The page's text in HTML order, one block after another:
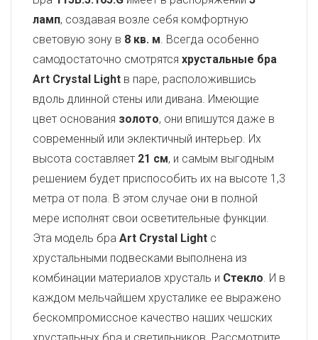
ламп, создавая возле себя комфортную
световую зону в 8 кв. м. Всегда особенно
самодостаточно смотрятся хрустальные бра
Art Crystal Light в паре, расположившись
вдоль длинной стены или дивана. Имеющие
цвет основания золото, они впишутся даже в
современный или эклектичный интерьер. Их
высота составляет 21 см, и самым выгодным
решением будет приспособить их на высоте 1,3
метра от пола. В этом случае они в полной
мере исполнят свои осветительные функции.
Эта модель бра Art Crystal Light с
хрустальными подвесками выполнена из
комбинации материалов хрусталь и Стекло. И в
каждом мельчайшем хрусталике ее выражено
бескомпромиссное качество наших чешских